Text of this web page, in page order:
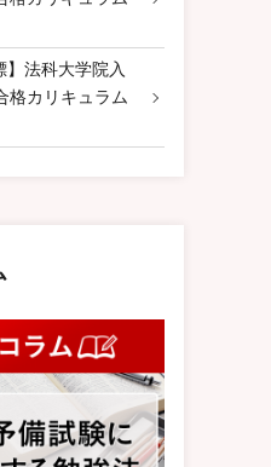
】法科大学院入
格カリキュラム